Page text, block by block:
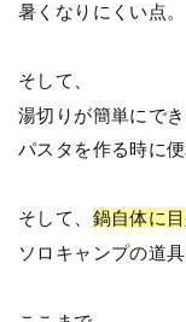
暑くなりにくい点。
そして、
湯切りが簡単にでき
パスタを作る時に便
そして、 鍋自体に
ソロキャンプの道